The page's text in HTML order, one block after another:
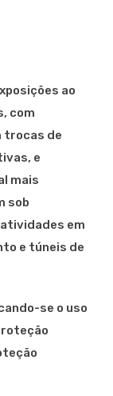
ao
com
trocas de
e
mais
sob
em
e túneis de
se o uso